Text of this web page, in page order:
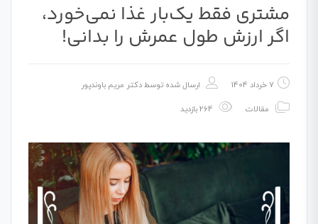
مشتری فقط یک‌بار غذا نمی‌خورد،
اگر ارزش طول عمرش را بدانی!
7 خرداد 1404 ارسال شده توسطدکتر مریم باوندپور
مقالات